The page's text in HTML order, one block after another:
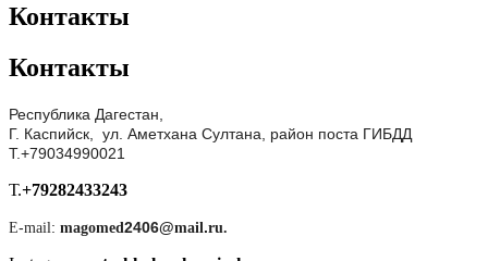
Контакты
Контакты
Республика Дагестан,
Г. Каспийск, ул. Аметхана Султана, район поста ГИБДД
Т.+79034990021
Т.+79282433243
E-mail: magomed2406@mail.ru.